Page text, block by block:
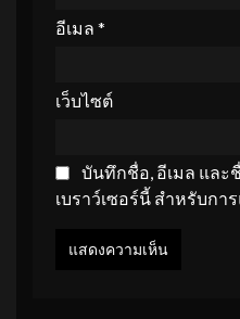
อีเมล *
เว็บไซต์
บันทึกชื่อ, อีเมล และ
เบราว์เซอร์นี้ สำหรับกา